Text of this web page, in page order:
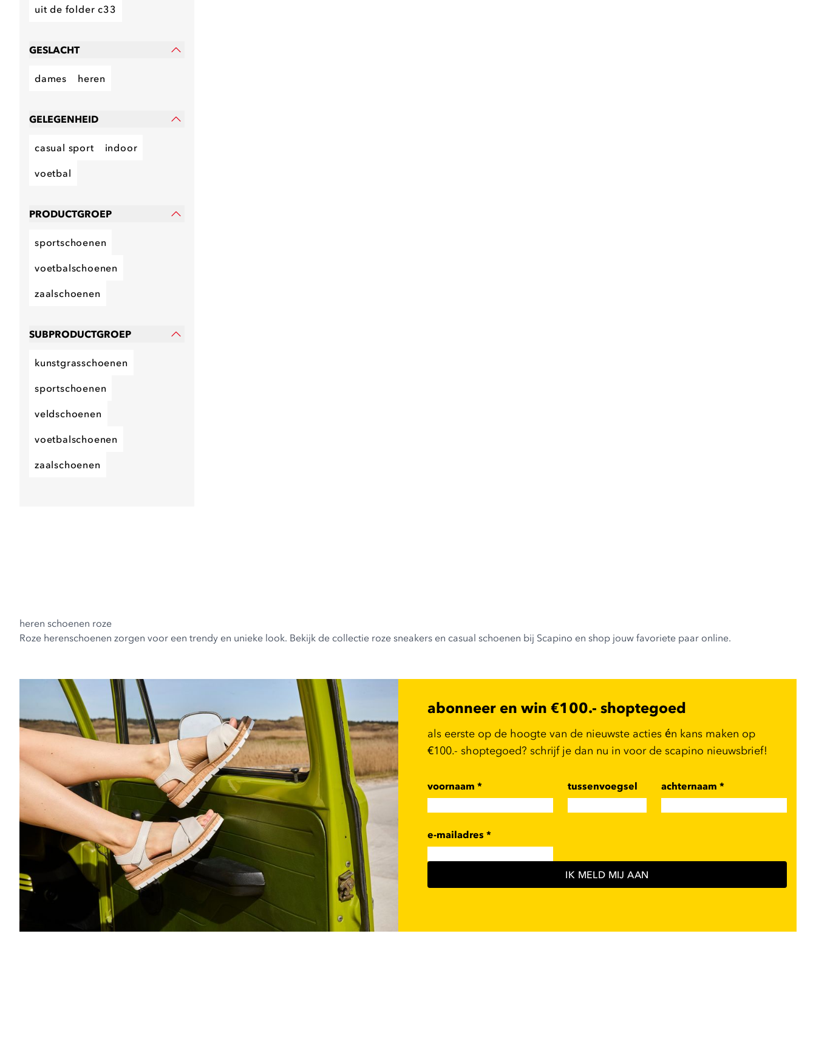
uit de folder c33
GESLACHT
dames heren
GELEGENHEID
casual sport indoor
voetbal
PRODUCTGROEP
sportschoenen
voetbalschoenen
zaalschoenen
SUBPRODUCTGROEP
kunstgrasschoenen
sportschoenen
veldschoenen
voetbalschoenen
zaalschoenen
heren schoenen roze
Roze herenschoenen zorgen voor een trendy en unieke look. Bekijk de collectie roze sneakers en casual schoenen bij Scapino en shop jouw favoriete paar online.
abonneer en win €100.- shoptegoed
als eerste op de hoogte van de nieuwste acties én kans maken op
€100.- shoptegoed? schrijf je dan nu in voor de scapino nieuwsbrief!
voornaam * tussenvoegsel achternaam*
e-mailadres *
IK MELD MIJ AAN